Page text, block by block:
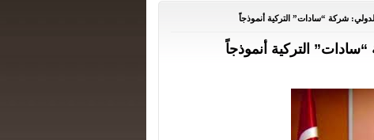
شركة “سادات” التركية أنموذجاً
التركية أنموذجاً